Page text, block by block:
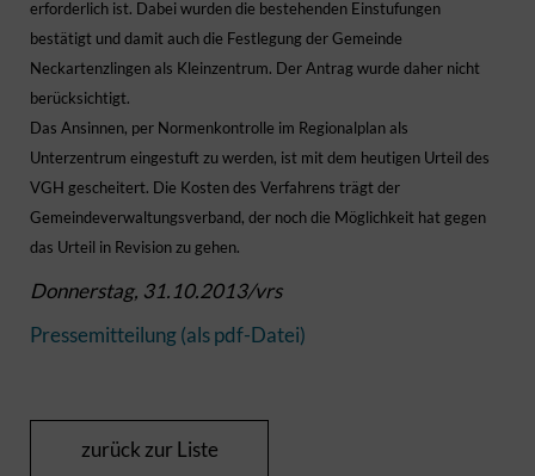
erforderlich ist. Dabei wurden die bestehenden Einstufungen
bestätigt und damit auch die Festlegung der Gemeinde
Neckartenzlingen als Kleinzentrum. Der Antrag wurde daher nicht
berücksichtigt.
Das Ansinnen, per Normenkontrolle im Regionalplan als
Unterzentrum eingestuft zu werden, ist mit dem heutigen Urteil des
VGH gescheitert. Die Kosten des Verfahrens trägt der
Gemeindeverwaltungsverband, der noch die Möglichkeit hat gegen
das Urteil in Revision zu gehen.
Donnerstag, 31.10.2013/vrs
Pressemitteilung (als pdf-Datei)
zurück zur Liste